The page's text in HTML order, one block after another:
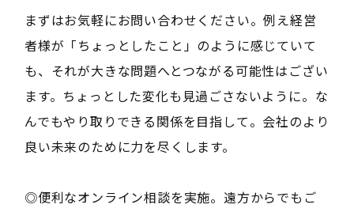
まずはお気軽にお問い合わせください。例え経営
者様が「ちょっとしたこと」のように感じていて
も、それが大きな問題へとつながる可能性はござい
ます。ちょっとした変化も見過ごさないように。な
んでもやり取りできる関係を目指して。会社のより
良い未来のために力を尽くします。
◎便利なオンライン相談を実施。遠方からでもご